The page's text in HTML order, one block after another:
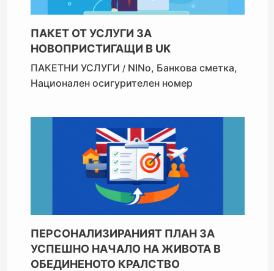
ПАКЕТ ОТ УСЛУГИ ЗА
НОВОПРИСТИГАЩИ В UK
ПАКЕТНИ УСЛУГИ / NINo, Банкова сметка,
Национален осигурителен номер
ПЕРСОНАЛИЗИРАНИЯТ ПЛАН ЗА
УСПЕШНО НАЧАЛО НА ЖИВОТА В
ОБЕДИНЕНОТО КРАЛСТВО